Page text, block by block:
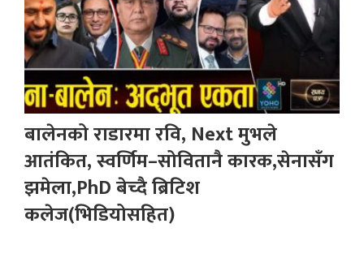
बालेनको राडारमा रवि, Next मुभले
आतंकित, स्वर्णिम–सोवितानै कारक,सेनासँग
झमेला,PhD बेच्दै ब्रिटिश
कलेज(भिडियोसहित)